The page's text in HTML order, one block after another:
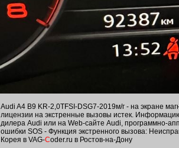
Audi A4 B9 KR-2,0TFSI-DSG7-2019м/г - на экране
лицензии на экстренные вызовы истек.
дилера Audi или на Web-сайте Audi, программно-
ошибки SOS - Функция экстренного вызова:
Корея в VAG-Coder.ru в Ростов-на-Дону